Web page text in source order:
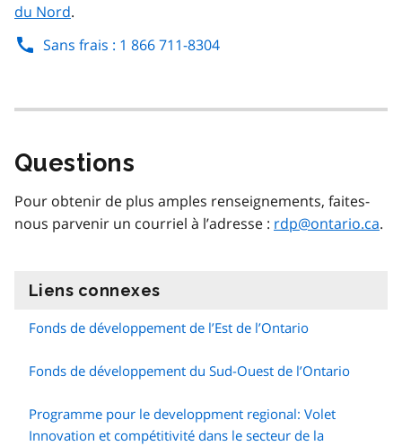
du Nord.
Sans frais : 1 866 711-8304
Questions
Pour obtenir de plus amples renseignements, faites-
nous parvenir un courriel à l’adresse : rdp@ontario.ca.
Liens connexes
Fonds de développement de l’Est de l’Ontario
Fonds de développement du Sud-Ouest de l’Ontario
Programme pour le developpment regional: Volet
Innovation et compétitivité dans le secteur de la